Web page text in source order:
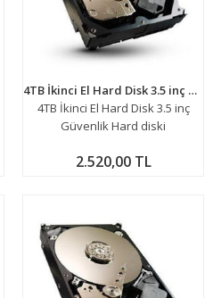
4TB İkinci El Hard Disk 3.5 inç Güvenlik Hard diski
4TB İkinci El Hard Disk 3.5 inç
Güvenlik Hard diski
2.520,00 TL